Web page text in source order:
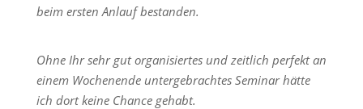
beim ersten Anlauf bestanden.
Ohne Ihr sehr gut organisiertes und zeitlich perfekt an
einem Wochenende untergebrachtes Seminar hätte
ich dort keine Chance gehabt.